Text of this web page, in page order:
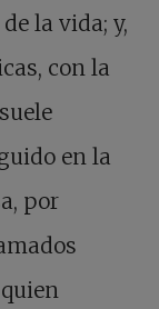
la vida; y,
con la
en la
por